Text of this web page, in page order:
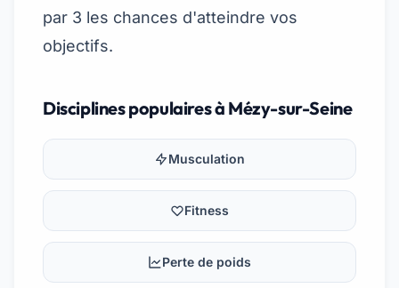
par 3 les chances d'atteindre vos
objectifs.
Disciplines populaires à Mézy-sur-Seine
Musculation
Fitness
Perte de poids